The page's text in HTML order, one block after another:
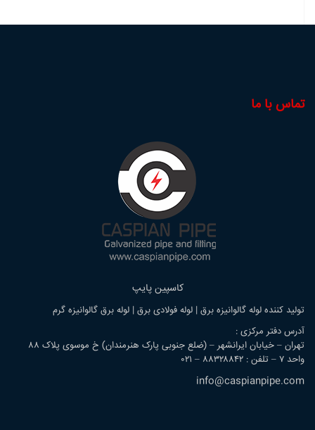
تماس با ما
کاسپین پایپ
تولید کننده لوله گالوانیزه برق | لوله فولادی برق | لوله برق گالوانیزه گرم
آدرس دفتر مرکزی :
تهران – خیابان ایرانشهر – (ضلع جنوبی پارک هنرمندان) خ موسوی پلاک ۸۸
واحد ۷ – تلفن : ۸۸۳۲۸۸۴۲ – ۰۲۱
info@caspianpipe.com